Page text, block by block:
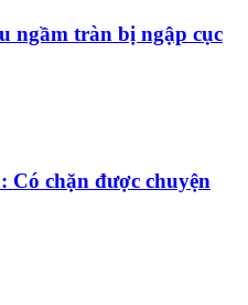
ngầm tràn bị ngập cục
Có chặn được chuyện